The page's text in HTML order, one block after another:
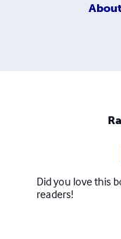
About
Did you love this
readers!